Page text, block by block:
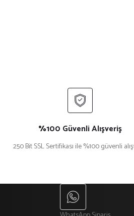
%100 Güvenli Alışveriş
250 Bit SSL Sertifikası ile %100 güvenli